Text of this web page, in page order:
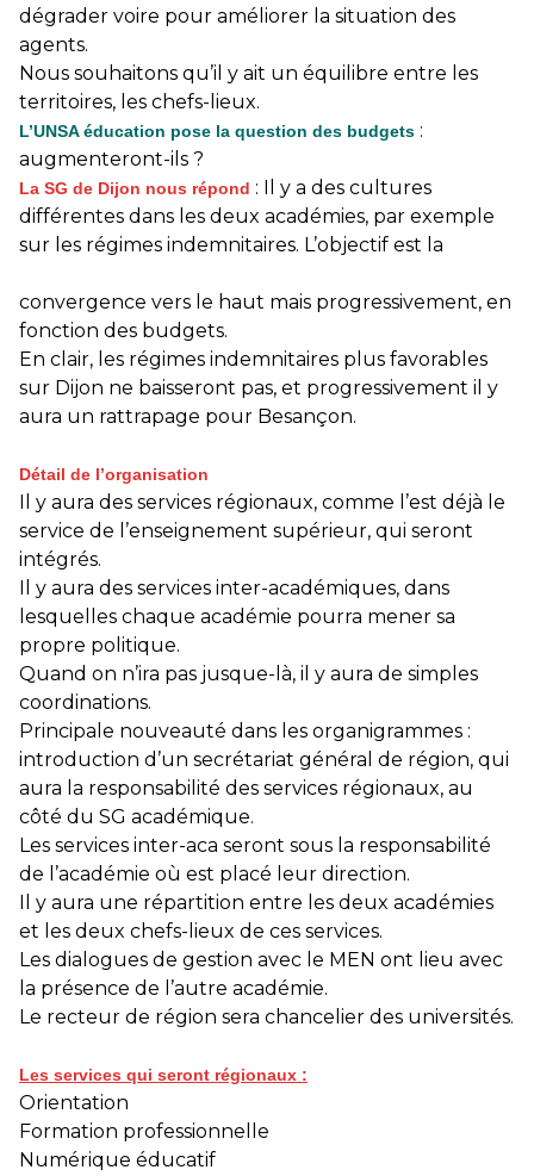
dégrader voire pour améliorer la situation des
agents.
Nous souhaitons qu’il y ait un équilibre entre les
territoires, les chefs-lieux.
L’UNSA éducation pose la question des budgets :
augmenteront-ils ?
La SG de Dijon nous répond : Il y a des cultures
différentes dans les deux académies, par exemple
sur les régimes indemnitaires. L’objectif est la
convergence vers le haut mais progressivement, en
fonction des budgets.
En clair, les régimes indemnitaires plus favorables
sur Dijon ne baisseront pas, et progressivement il y
aura un rattrapage pour Besançon.
Détail de l’organisation
Il y aura des services régionaux, comme l’est déjà le
service de l’enseignement supérieur, qui seront
intégrés.
Il y aura des services inter-académiques, dans
lesquelles chaque académie pourra mener sa
propre politique.
Quand on n’ira pas jusque-là, il y aura de simples
coordinations.
Principale nouveauté dans les organigrammes :
introduction d’un secrétariat général de région, qui
aura la responsabilité des services régionaux, au
côté du SG académique.
Les services inter-aca seront sous la responsabilité
de l’académie où est placé leur direction.
Il y aura une répartition entre les deux académies
et les deux chefs-lieux de ces services.
Les dialogues de gestion avec le MEN ont lieu avec
la présence de l’autre académie.
Le recteur de région sera chancelier des universités.
Les services qui seront régionaux :
Orientation
Formation professionnelle
Numérique éducatif